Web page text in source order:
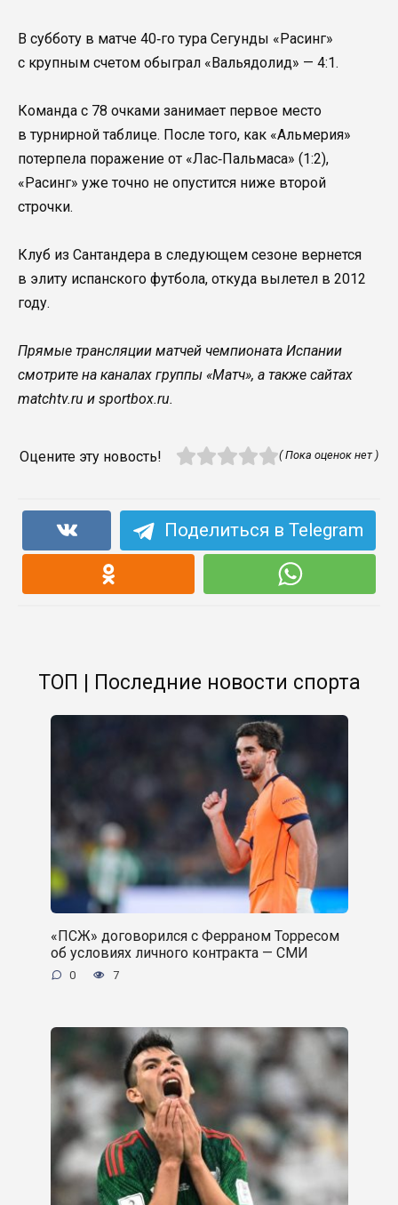
В субботу в матче 40‑го тура Сегунды «Расинг»
с крупным счетом обыграл «Вальядолид» — 4:1.
Команда с 78 очками занимает первое место
в турнирной таблице. После того, как «Альмерия»
потерпела поражение от «Лас‑Пальмаса» (1:2),
«Расинг» уже точно не опустится ниже второй
строчки.
Клуб из Сантандера в следующем сезоне вернется
в элиту испанского футбола, откуда вылетел в 2012
году.
Прямые трансляции матчей чемпионата Испании
смотрите на каналах группы «Матч», а также сайтах
matchtv.ru и sportbox.ru.
Оцените эту новость! ( Пока оценок нет )
Поделиться в Telegram
ТОП | Последние новости спорта
«ПСЖ» договорился с Ферраном Торресом
об условиях личного контракта — СМИ
0 7